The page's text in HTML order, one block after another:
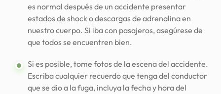
es normal después de un accidente presentar
estados de shock o descargas de adrenalina en
nuestro cuerpo. Si iba con pasajeros, asegúrese de
que todos se encuentren bien.
Si es posible, tome fotos de la escena del accidente.
Escriba cualquier recuerdo que tenga del conductor
que se dio a la fuga, incluya la fecha y hora del